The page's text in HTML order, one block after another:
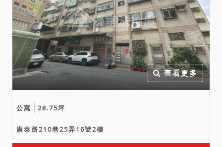
認優先承買權不存在訴訟，
請應買人注意。如依法准由
有優先承買權人承買時，拍
定人所繳保證金無息退還。
本件執行標的建物暫編546
建號，係未辦第一次所有權
應綜合考量相關風險：（1）
拍定人就暫編546建號無法
查看更多
公寓 28.75坪
廣泰路210巷25弄16號2樓